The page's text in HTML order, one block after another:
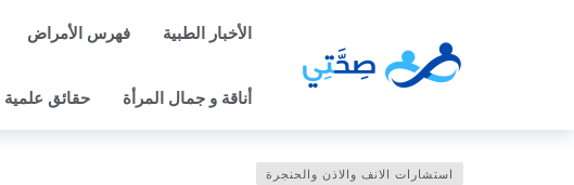
الأخبار الطبية فهرس الأمراض
أناقة و جمال المرأة حقائق علمية
استشارات الانف والاذن والحنجرة